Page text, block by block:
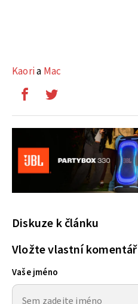
Kaoria Mac
Diskuze k článku
Vložte vlastní komentář
Vaše jméno